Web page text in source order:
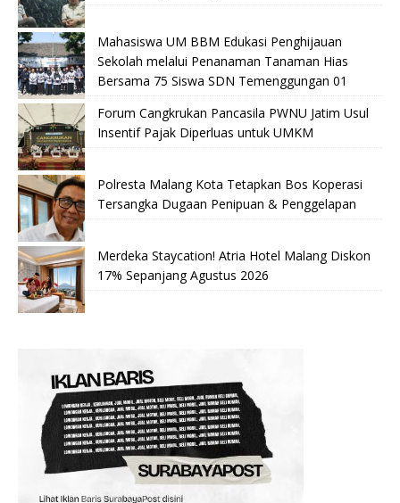
Mahasiswa UM BBM Edukasi Penghijauan
Sekolah melalui Penanaman Tanaman Hias
Bersama 75 Siswa SDN Temenggungan 01
Forum Cangkrukan Pancasila PWNU Jatim Usul
Insentif Pajak Diperluas untuk UMKM
Polresta Malang Kota Tetapkan Bos Koperasi
Tersangka Dugaan Penipuan & Penggelapan
Merdeka Staycation! Atria Hotel Malang Diskon
17% Sepanjang Agustus 2026